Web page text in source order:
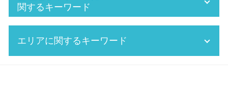
確定申告 還付金
決算 税務申告
税務署 確定申告
追徴課税 個人
確定申告 調査
確定申告 売上 金額
賃上げ促進税制 わかりやすく
年末調整 確定申告 違い
関するキーワード
資金繰り 売上
法人化 費用
エリアに関するキーワード